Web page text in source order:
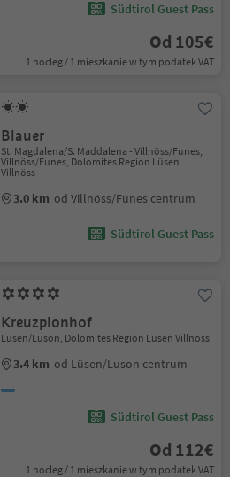
Südtirol Guest Pass
Od 105€
1 nocleg / 1 mieszkanie w tym podatek VAT
Blauer
St. Magdalena/S. Maddalena - Villnöss/Funes,
Villnöss/Funes, Dolomites Region Lüsen
Villnöss
3.0 km od Villnöss/Funes centrum
Südtirol Guest Pass
Kreuzplonhof
Lüsen/Luson, Dolomites Region Lüsen Villnöss
3.4 km od Lüsen/Luson centrum
Südtirol Guest Pass
Od 112€
1 nocleg / 1 mieszkanie w tym podatek VAT